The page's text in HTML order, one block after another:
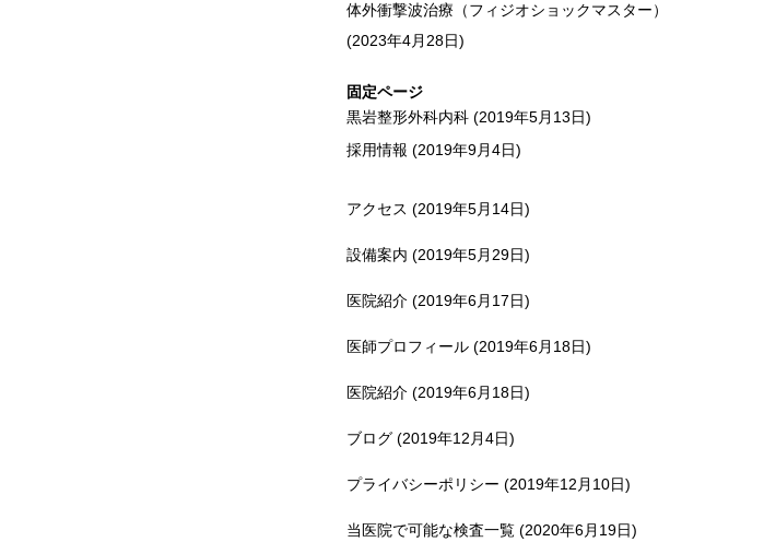
体外衝撃波治療（フィジオショックマスター）
(2023年4月28日)
固定ページ
黒岩整形外科内科 (2019年5月13日)
採用情報 (2019年9月4日)
アクセス (2019年5月14日)
設備案内 (2019年5月29日)
医院紹介 (2019年6月17日)
医師プロフィール (2019年6月18日)
医院紹介 (2019年6月18日)
ブログ (2019年12月4日)
プライバシーポリシー (2019年12月10日)
当医院で可能な検査一覧 (2020年6月19日)